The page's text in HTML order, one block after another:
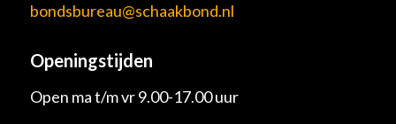
bondsbureau@schaakbond.nl
Openingstijden
Open ma t/m vr 9.00-17.00 uur